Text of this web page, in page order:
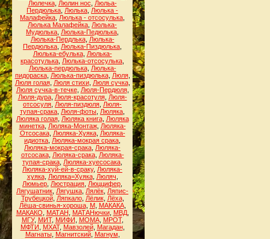
Люлечка, Люлин нос
Люльа-
Пердюлька Люлька Люлька -
Малафейка Люлька - отсосулька
Люлька Малафейка Люлька-
Мудюлька Люлька-Педюлька
Люлька-Пердлька, Люлька-
Пердюлька Люлька-Пиздюлька
Люлька-ебулька, Люлька-
красотулька Люлька-отсосулька
Люлька-пердюлька, Люлька-
пидораска, Люлька-пиздюлька, Люля,
Люля голая, Люля стихи, Люля сучка,
Люля сучка-в-течке, Люля-Пердюля,
Люля-дура, Люля-красотуля, Люля-
отсосуля Люля-пиздюля Люля-
тупая-срака Люля-фоты Люляка
Люляка голая, Люляка книга, Люляка
минетка, Люляка-Монтаж, Люляка-
Отсосака, Люляка-Хуяка, Люляка-
идиотка Люляка-мокрая срака
Люляка-мокрая-срака Люляка-
отсосака, Люляка-срака, Люляка-
тупая-срака Люляка-хуесосака
Люляка-хуй-ей-в-сраку, Люляка-
хуяка, Люляка=Хуяка, Люляч
Люмьер Люстрация Люццифер
Лягушатник Лягушка Лялёк Ляпис-
Трубецкой, Ляпкало, Лёлик, Лёха,
Лёша-свинья-хороша, М, МАКАКА,
МАКАКО
МАТАН МАТАНючки, МВД,
МГУ, МИТ, МИФИ МОМА, МРОТ,
МФТИ
МХАТ, Мавзолей, Магадан,
Магнаты, Магнитский, Магнум